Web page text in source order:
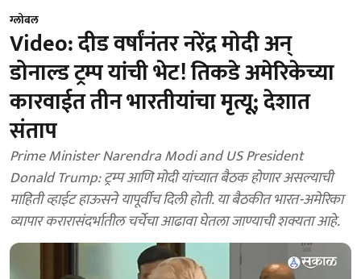
ग्लोबल
Video: दीड वर्षांनंतर नरेंद्र मोदी अन्
डोनाल्ड ट्रम्प यांची भेट! तिकडे अमेरिकेच्या
कारवाईत तीन भारतीयांचा मृत्यू; देशात
संताप
Prime Minister Narendra Modi and US President
Donald Trump: ट्रम्प आणि मोदी यांच्यात बैठक होणार असल्याची
माहिती व्हाईट हाऊसने यापूर्वीच दिली होती. या बैठकीत भारत-अमेरिका
व्यापार करारासंदर्भातील चर्चेचा आढावा घेतला जाण्याची शक्यता आहे.